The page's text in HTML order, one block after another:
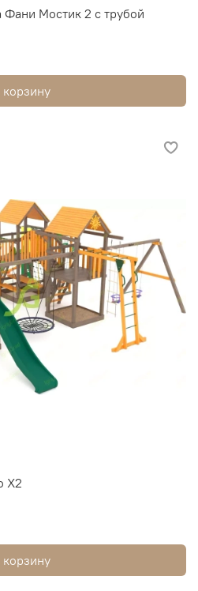
Мостик 2 с трубой
корзину
Х2
корзину